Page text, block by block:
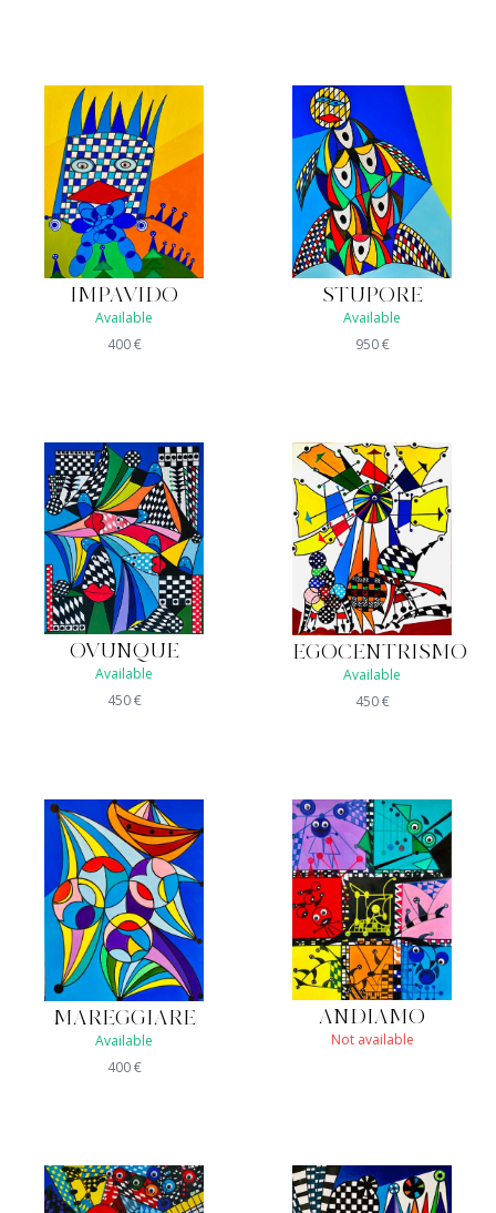
IMPAVIDO
Available
400€
STUPORE
Available
950€
OVUNQUE
Available
450€
EGOCENTRISMO
Available
450€
MAREGGIARE
Available
400€
ANDIAMO
Not available